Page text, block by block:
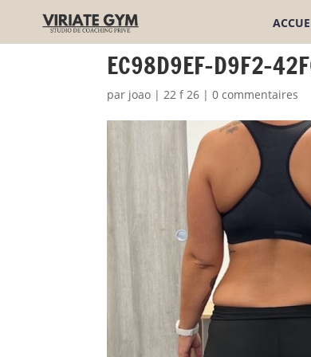
EC98D9EF-D9F2-
par joao | 22 f 26 |0 commentaires